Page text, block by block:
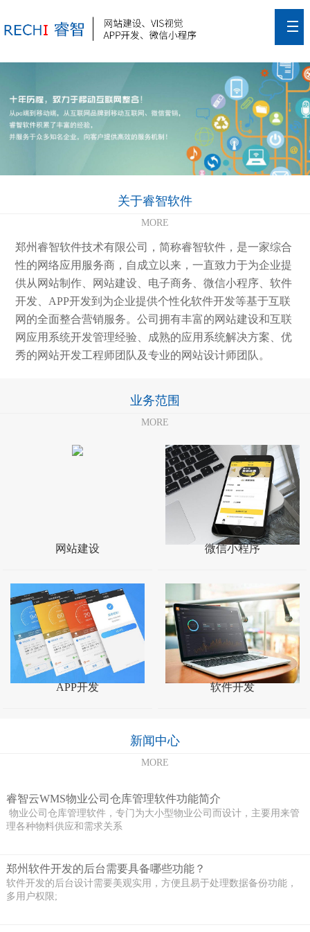
关于睿智软件
MORE
郑州睿智软件技术有限公司，简称睿智软件，是一家综合
性的网络应用服务商，自成立以来，一直致力于为企业提
供从网站制作、网站建设、电子商务、微信小程序、软件
开发、APP开发到为企业提供个性化软件开发等基于互联
网的全面整合营销服务。公司拥有丰富的网站建设和互联
网应用系统开发管理经验、成熟的应用系统解决方案、优
秀的网站开发工程师团队及专业的网站设计师团队。
业务范围
MORE
网站建设 微信小程序
APP开发 软件开发
新闻中心
MORE
睿智云WMS物业公司仓库管理软件功能简介
物业公司仓库管理软件，专门为大小型物业公司而设计，主要用来管
理各种物料供应和需求关系
郑州软件开发的后台需要具备哪些功能？
软件开发的后台设计需要美观实用，方便且易于处理数据备份功能，
多用户权限;